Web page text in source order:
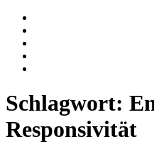
Schlagwort:
Responsivität